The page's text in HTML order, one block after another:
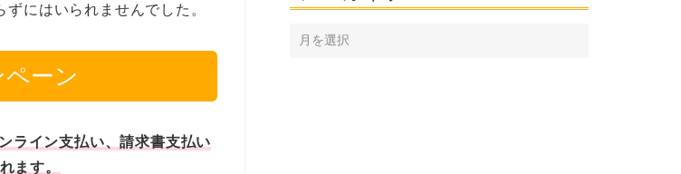
にはいられませんでした。
ーン
ライン支払い、請求書支払い
ます。